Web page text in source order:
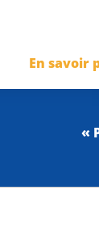
En savoir
«